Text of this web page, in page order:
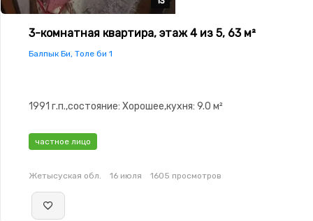
3-комнатная квартира, этаж 4 из 5, 63 м²
Балпык Би, Толе би 1
1991 г.п.,состояние: Хорошее,кухня: 9.0 м²
частное лицо
Жетысуская обл. 16 июля 1605 просмотров